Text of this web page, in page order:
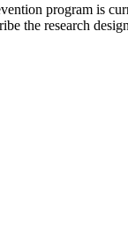
program is
the research